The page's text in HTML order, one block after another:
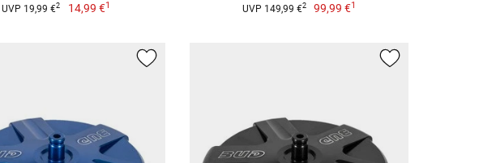
UVP 19,99 €2 14,99 €1 UVP 149,99 €2 99,99 €1